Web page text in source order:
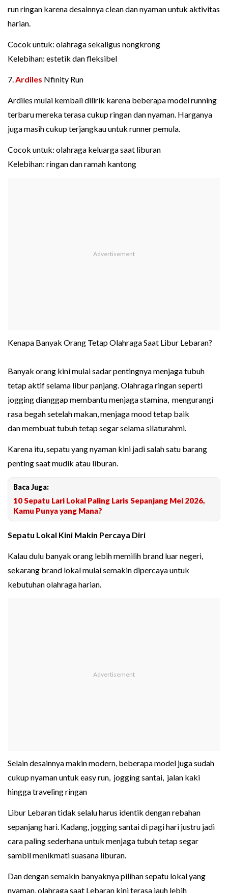
run ringan karena desainnya clean dan nyaman untuk aktivitas
harian.
Cocok untuk: olahraga sekaligus nongkrong
Kelebihan: estetik dan fleksibel
7.Ardiles Nfinity Run
Ardiles mulai kembali dilirik karena beberapa model running
terbaru mereka terasa cukup ringan dan nyaman. Harganya
juga masih cukup terjangkau untuk runner pemula.
Cocok untuk: olahraga keluarga saat liburan
Kelebihan: ringan dan ramah kantong
Kenapa Banyak Orang Tetap Olahraga Saat Libur Lebaran?
Banyak orang kini mulai sadar pentingnya menjaga tubuh
tetap aktif selama libur panjang. Olahraga ringan seperti
jogging dianggap membantu menjaga stamina, mengurangi
rasa begah setelah makan, menjaga mood tetap baik
dan membuat tubuh tetap segar selama silaturahmi.
Karena itu, sepatu yang nyaman kini jadi salah satu barang
penting saat mudik atau liburan.
Baca Juga:
10 Sepatu Lari Lokal Paling Laris Sepanjang Mei 2026,
Kamu Punya yang Mana?
Sepatu Lokal Kini Makin Percaya Diri
Kalau dulu banyak orang lebih memilih brand luar negeri,
sekarang brand lokal mulai semakin dipercaya untuk
kebutuhan olahraga harian.
Selain desainnya makin modern, beberapa model juga sudah
cukup nyaman untuk easy run, jogging santai, jalan kaki
hingga traveling ringan
Libur Lebaran tidak selalu harus identik dengan rebahan
sepanjang hari. Kadang, jogging santai di pagi hari justru jadi
cara paling sederhana untuk menjaga tubuh tetap segar
sambil menikmati suasana liburan.
Dan dengan semakin banyaknya pilihan sepatu lokal yang
nyaman, olahraga saat Lebaran kini terasa jauh lebih